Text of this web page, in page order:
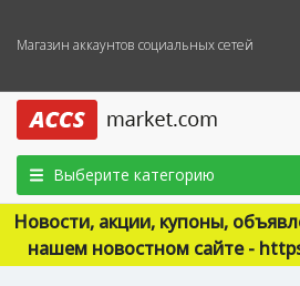
Магазин аккаунтов социальных сетей
Выберите категорию
Новости, акции, купоны,
нашем новостном сайте -